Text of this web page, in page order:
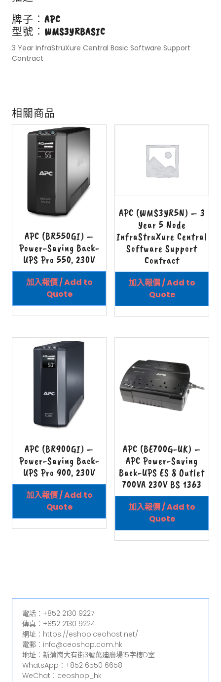
牌子︰ APC
型號︰ WMS3YRBASIC
3 Year InfraStruXure Central Basic Software Support
Contract
相關商品
APC (BR550GI) –
Power-Saving Back-
UPS Pro 550, 230V
加入報價 / Add to
Quote
APC (WMS3YR5N) – 3
Year 5 Node
InfraStruXure Central
Software Support
Contract
加入報價 / Add to
Quote
APC (BR900GI) –
Power-Saving Back-
UPS Pro 900, 230V
加入報價 / Add to
Quote
APC (BE700G-UK) –
APC Power-Saving
Back-UPS ES 8 Outlet
700VA 230V BS 1363
加入報價 / Add to
Quote
電話︰+852 2130 9227
傳真︰+852 2130 9224
網址︰https://eshop.ceohost.net/
電郵︰info@ceoshop.com.hk
地址︰新蒲崗大有街3號萬廸廣場15字樓D室
WhatsApp︰+852 6550 6658
WeChat︰ceoshop_hk